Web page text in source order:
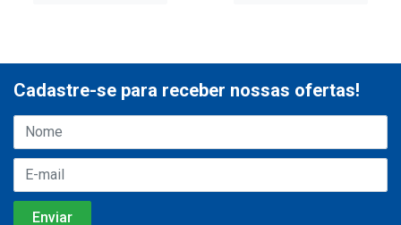
Cadastre-se para receber nossas ofertas!